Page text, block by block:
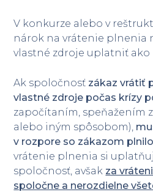
V konkurze alebo v
nárok na vrátenie plnenia
vlastné zdroje uplatniť ako
Ak spoločnosť zákaz vrátiť
vlastné zdroje počas krízy
započítaním, speňažením
alebo iným spôsobom),
v rozpore so zákazom
vrátenie plnenia si
spoločnosť, avšak za
spoločne a nerozdielne